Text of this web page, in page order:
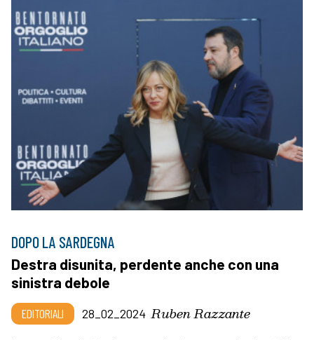
DOPO LA SARDEGNA
Destra disunita, perdente anche con una
sinistra debole
EDITORIALI 28_02_2024 Ruben Razzante